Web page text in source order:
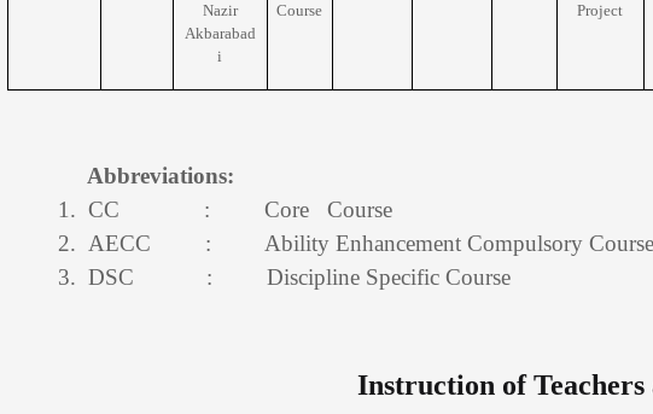
Nazir
Akbarabad
i
Course
Project
Abbreviations:
1. CC : Core
Course
2. AECC :
Ability Enhancement Compulsory Course
3. DSC : Discipline Specific Course
Instruction of Teachers